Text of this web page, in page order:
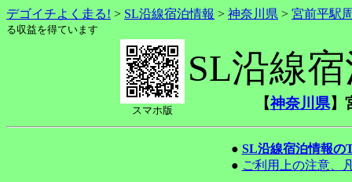
デゴイチよく走る! > SL沿線宿泊情報 > 神奈川県 > 宮前平駅
る収益を得ています
スマホ版
SL沿線
【神奈川県】
● SL沿線宿泊情報の
● ご利用上の注意、